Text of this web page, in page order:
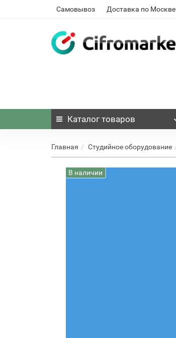
Самовывоз Доставка по Москве
Каталог товаров
Главная Студийное оборудование
В наличии